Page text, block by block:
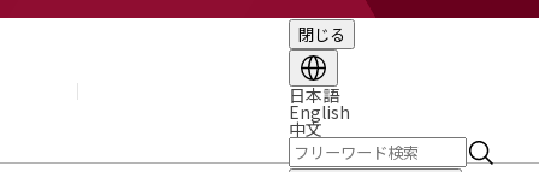
閉じる
日本語
English
中文